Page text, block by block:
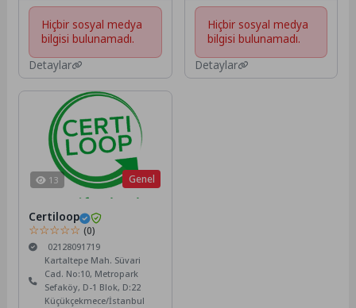
Hiçbir sosyal medya
bilgisi bulunamadı.
Detaylar
Hiçbir sosyal medya
bilgisi bulunamadı.
Detaylar
Genel
13
Certiloop
☆☆☆☆☆(0)
02128091719
Kartaltepe Mah. Süvari
Cad. No:10, Metropark
Sefaköy, D-1 Blok, D:22
Küçükçekmece/İstanbul